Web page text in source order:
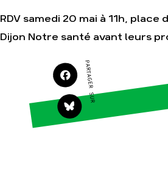
Le réseau dans le monde
Nos alliés
Je soutiens les Amis de la
Agir
Faire un don
RDV samedi 20 mai à 11h, place
Dijon Notre santé avant leurs
PARTAGER SUR